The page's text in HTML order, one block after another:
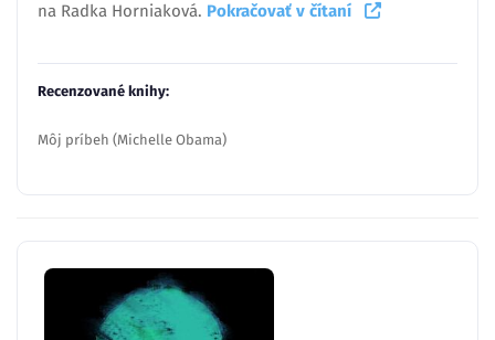
na Radka Horniaková. Pokračovať v čítaní
Recenzované knihy:
Môj príbeh (Michelle Obama)